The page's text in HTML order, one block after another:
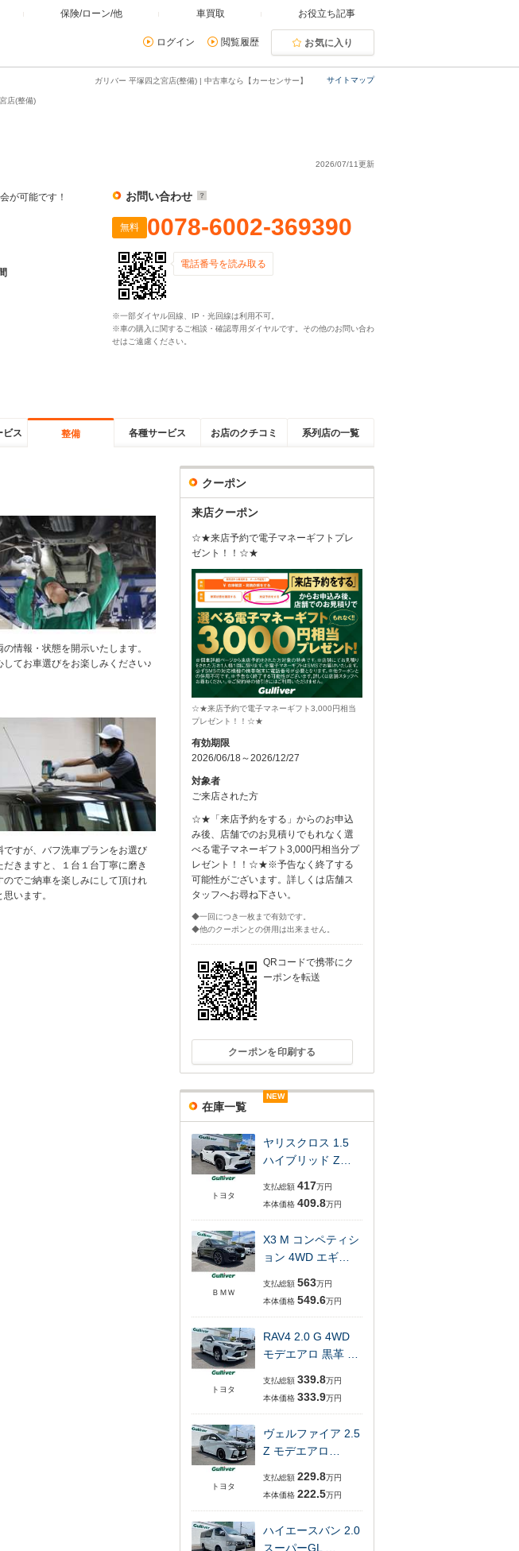
保険/ローン/他 車買取 お役立ち記事
ログイン 閲覧履歴 お気に入り
サイトマップ
ガリバー 平塚四之宮店(整備) | 中古車なら【カーセンサー】
店(整備)
2026/07/11更新
が可能です！ お問い合わせ
無料 0078-6002-369390
電話番号を読み取る
※一部ダイヤル回線、IP・光回線は利用不可。
※車の購入に関するご相談・確認専用ダイヤルです。その他のお問い合わ
せはご遠慮ください。
ビス 整備 各種サービス お店のクチコミ 系列店の一覧
の情報・状態を開示いたします。
してお車選びをお楽しみください♪
ですが、バフ洗車プランをお選び
だきますと、１台１台丁寧に磨き
のでご納車を楽しみにして頂けれ
思います。
クーポン
来店クーポン
☆★来店予約で電子マネーギフトプレ
ゼント！！☆★
☆★来店予約で電子マネーギフト3,000円相当
プレゼント！！☆★
有効期限
2026/06/18～2026/12/27
対象者
ご来店された方
☆★「来店予約をする」からのお申込
み後、店舗でのお見積りでもれなく選
べる電子マネーギフト3,000円相当分プ
レゼント！！☆★※予告なく終了する
可能性がございます。詳しくは店舗ス
タッフへお尋ね下さい。
◆一回につき一枚まで有効です。
◆他のクーポンとの併用は出来ません。
QRコードで携帯にク
ーポンを転送
クーポンを印刷する
在庫一覧
トヨタ
NEW
ヤリスクロス 1.5
ハイブリッド Z…
支払総額 417万円
本体価格 409.8万円
ＢＭＷ
NEW
X3 M コンペティシ
ョン 4WD エギ…
支払総額 563万円
本体価格 549.6万円
トヨタ
NEW
RAV4 2.0 G 4WD
モデエアロ 黒革 …
支払総額 339.8万円
本体価格 333.9万円
トヨタ
NEW
ヴェルファイア 2.5
Z モデエアロ…
支払総額 229.8万円
本体価格 222.5万円
ハイエースバン 2.0
スーパーGL …